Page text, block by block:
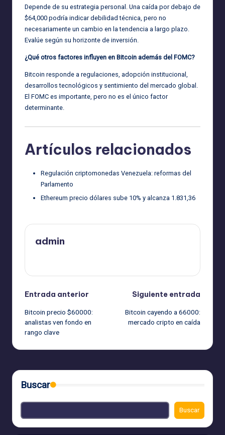
Depende de su estrategia personal. Una caída por debajo de
$64,000 podría indicar debilidad técnica, pero no
necesariamente un cambio en la tendencia a largo plazo.
Evalúe según su horizonte de inversión.
¿Qué otros factores influyen en Bitcoin además del FOMC?
Bitcoin responde a regulaciones, adopción institucional,
desarrollos tecnológicos y sentimiento del mercado global.
El FOMC es importante, pero no es el único factor
determinante.
Artículos relacionados
Regulación criptomonedas Venezuela: reformas del
Parlamento
Ethereum precio dólares sube 10% y alcanza 1.831,36
admin
Navegación
de
entradas
Entrada anterior
Bitcoin precio $60000:
analistas ven fondo en
rango clave
Siguiente entrada
Bitcoin cayendo a 66000:
mercado cripto en caída
Buscar
Buscar